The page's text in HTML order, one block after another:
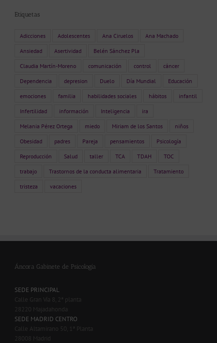
Etiquetas
Adicciones Adolescentes Ana Ciruelos Ana Machado
Ansiedad Asertividad Belén Sánchez Pla
Claudia Martín-Moreno comunicación control cáncer
Dependencia depresion Duelo Día Mundial Educación
emociones familia habilidades sociales hábitos infantil
Infertilidad información Inteligencia ira
Melania Pérez Ortega miedo Miriam de los Santos niños
Obesidad padres Pareja pensamientos Psicología
Reproducción Salud taller TCA TDAH TOC
trabajo Trastornos de la conducta alimentaria Tratamiento
tristeza vacaciones
Áncora Gabinete de Psicología
SEDE PRINCIPAL
Calle Gran Vía 8, 2ª planta
28220 Majadahonda
SEDE MADRID CENTRO
Calle Altamirano 50, 1ª Planta
28008 Madrid